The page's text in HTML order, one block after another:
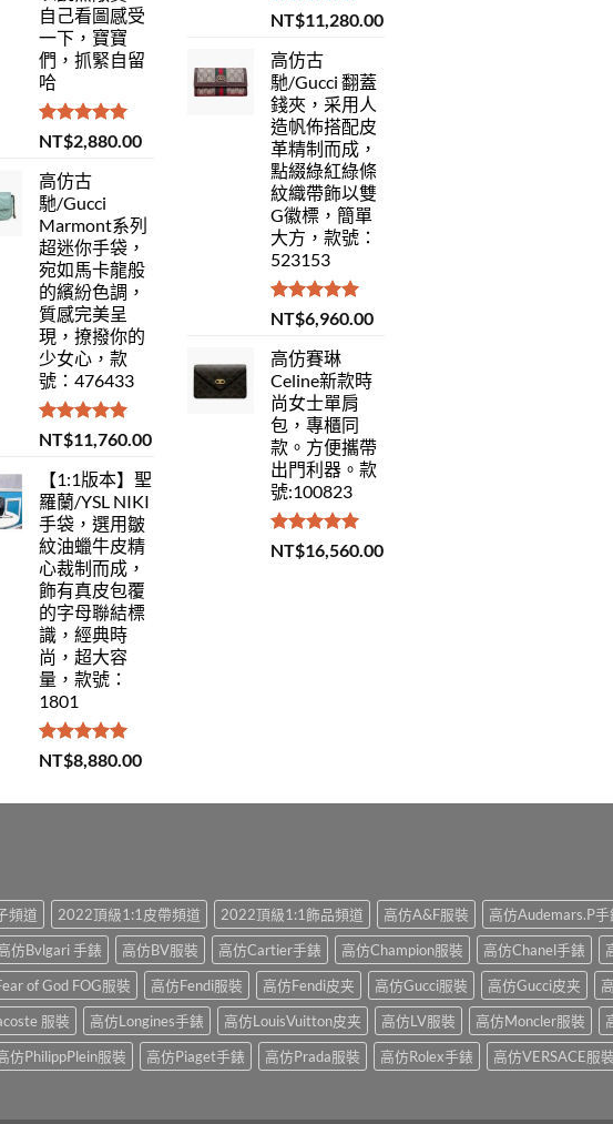
自己看圖感受
一下，寶寶
們，抓緊自留
哈
評分 5.00
滿分 5
NT$2,880.00
高仿古
馳/Gucci
Marmont系列
超迷你手袋，
宛如馬卡龍般
的繽紛色調，
質感完美呈
現，撩撥你的
少女心，款
號：476433
評分5.00
滿分 5
NT$11,760.00
【1:1版本】聖
羅蘭/YSL NIKI
手袋，選用皺
紋油蠟牛皮精
心裁制而成，
飾有真皮包覆
的字母聯結標
識，經典時
尚，超大容
量，款號：
1801
評分 5.00
滿分 5
NT$8,880.00
評分5.00
滿分 5
NT$11,280.00
高仿古
馳/Gucci 翻蓋
錢夾，采用人
造帆佈搭配皮
革精制而成，
點綴綠紅綠條
紋織帶飾以雙
G徽標，簡單
大方，款號：
523153
評分5.00
滿分 5
NT$6,960.00
高仿賽琳
Celine新款時
尚女士單肩
包，專櫃同
款。方便攜帶
出門利器。款
號:100823
評分5.00
滿分 5
NT$16,560.00
頻道 2022頂級1:1皮帶頻道 2022頂級1:1飾品頻道 高仿A&F服裝 高仿Audemars.P手
仿Bvlgari 手錶 高仿BV服裝 高仿Cartier手錶 高仿Champion服裝 高仿Chanel手錶
of God FOG服裝 高仿Fendi服裝 高仿Fendi皮夹 高仿Gucci服裝 高仿Gucci皮夹
服裝 高仿Longines手錶 高仿LouisVuitton皮夹 高仿LV服裝 高仿Moncler服裝
仿PhilippPlein服裝 高仿Piaget手錶 高仿Prada服裝 高仿Rolex手錶 高仿VERSACE服裝